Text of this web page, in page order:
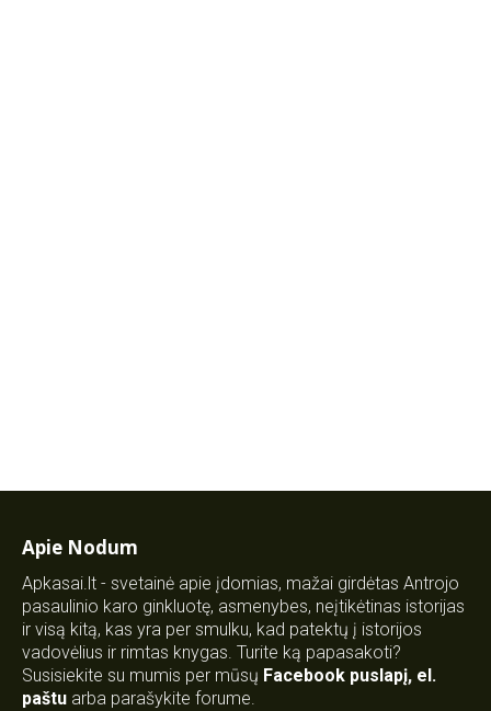
Apie Nodum
Apkasai.lt - svetainė apie įdomias, mažai girdėtas Antrojo
pasaulinio karo ginkluotę, asmenybes, neįtikėtinas istorijas
ir visą kitą, kas yra per smulku, kad patektų į istorijos
vadovėlius ir rimtas knygas. Turite ką papasakoti?
Susisiekite su mumis per mūsų Facebook puslapį, el.
paštu arba parašykite forume.